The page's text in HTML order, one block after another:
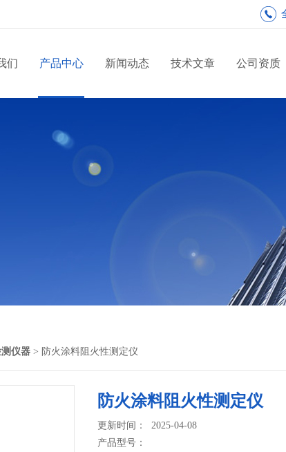
们 产品中心 新闻动态 技术文章 公司资质
仪器 > 防火涂料阻火性测定仪
防火涂料阻火性测定仪
更新时间： 2025-04-08
产品型号：